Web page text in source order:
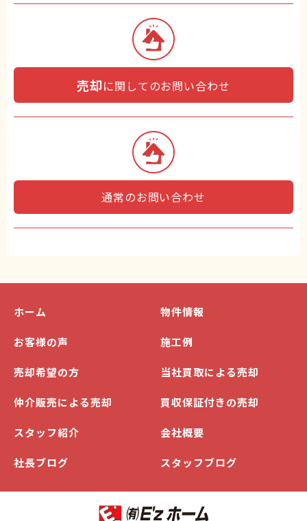
売却に関してのお問い合わせ
通常のお問い合わせ
ホーム 物件情報
お客様の声 施工例
売却希望の方 当社買取による売却
仲介販売による売却 買収保証付きの売却
スタッフ紹介 会社概要
社長ブログ スタッフブログ